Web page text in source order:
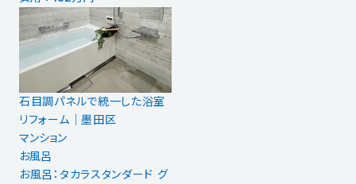
石目調パネルで統一した浴室
リフォーム｜墨田区
マンション
お風呂
お風呂：タカラスタンダード グ